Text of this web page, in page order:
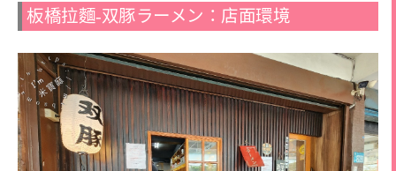
板橋拉麵-双豚ラーメン：店面環境